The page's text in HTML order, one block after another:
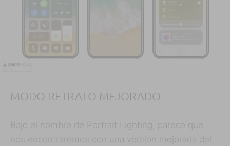
MODO RETRATO MEJORADO
Bajo el nombre de Portrait Lighting, parece que
nos encontraremos con una versión mejorada del